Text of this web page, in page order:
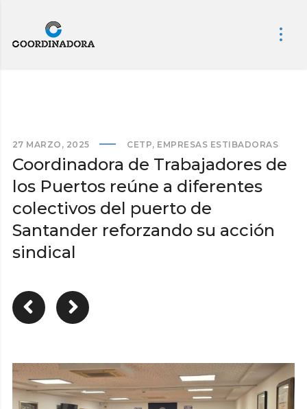
27 MARZO, 2025 CETP, EMPRESAS ESTIBADORAS
Coordinadora de Trabajadores de
los Puertos reúne a diferentes
colectivos del puerto de
Santander reforzando su acción
sindical